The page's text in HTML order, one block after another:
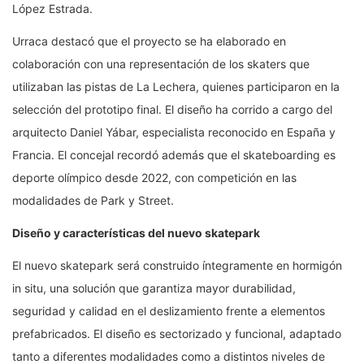
López Estrada.
Urraca destacó que el proyecto se ha elaborado en
colaboración con una representación de los skaters que
utilizaban las pistas de La Lechera, quienes participaron en la
selección del prototipo final. El diseño ha corrido a cargo del
arquitecto Daniel Yábar, especialista reconocido en España y
Francia. El concejal recordó además que el skateboarding es
deporte olímpico desde 2022, con competición en las
modalidades de Park y Street.
Diseño y características del nuevo skatepark
El nuevo skatepark será construido íntegramente en hormigón
in situ, una solución que garantiza mayor durabilidad,
seguridad y calidad en el deslizamiento frente a elementos
prefabricados. El diseño es sectorizado y funcional, adaptado
tanto a diferentes modalidades como a distintos niveles de